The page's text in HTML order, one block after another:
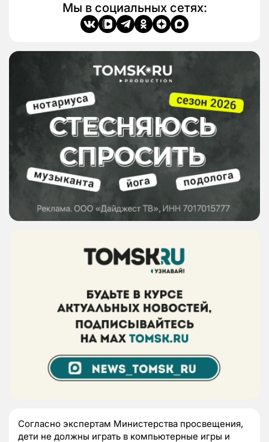
Мы в социальных сетях:
Согласно экспертам Министерства просвещения,
дети не должны играть в компьютерные игры и